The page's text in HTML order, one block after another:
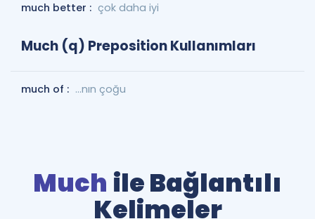
much better : çok daha iyi
Much (q) Preposition Kullanımları
much of : ...nın çoğu
Much ile Bağlantılı
Kelimeler